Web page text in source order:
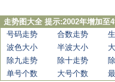
走势图大全 提示:2002年增加至
号码走势
合数走势
波色大小
半波大小
除九走势
除十走势
单号个数
大号个数